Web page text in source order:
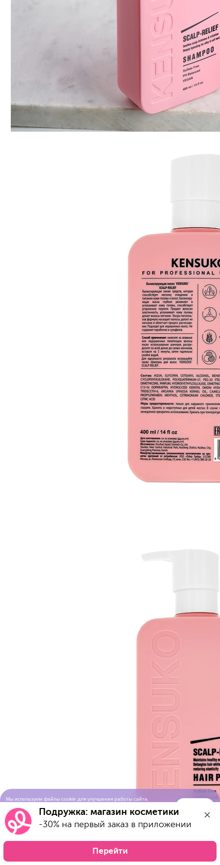
Мы используем файлы cookie для улучшения работы сайта.
использования cookie-файловПодружка: магазин косметики
-30% на первый заказ в приложении
Перейти